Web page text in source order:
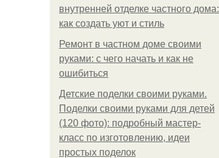
внутренней отделке частного дома:
как создать уют и стиль
Ремонт в частном доме своими
руками: с чего начать и как не
ошибиться
Детские поделки своими руками.
Поделки своими руками для детей
(120 фото): подробный мастер-
класс по изготовлению, идеи
простых поделок